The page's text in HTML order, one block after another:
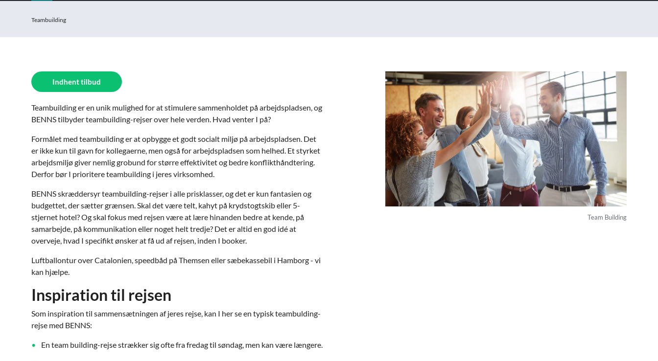
Teambuilding
Indhent tilbud
Teambuilding er en unik mulighed for at stimulere sammenholdet på arbejdspladsen, og
BENNS tilbyder teambuilding-rejser over hele verden. Hvad venter I på?
Formålet med teambuilding er at opbygge et godt socialt miljø på arbejdspladsen. Det
er ikke kun til gavn for kollegaerne, men også for arbejdspladsen som helhed. Et styrket
arbejdsmiljø giver nemlig grobund for større effektivitet og bedre konflikthåndtering.
Derfor bør I prioritere teambuilding i jeres virksomhed.
BENNS skræddersyr teambuilding-rejser i alle prisklasser, og det er kun fantasien og
budgettet, der sætter grænsen. Skal det være telt, kahyt på krydstogtskib eller 5-
stjernet hotel? Og skal fokus med rejsen være at lære hinanden bedre at kende, på
samarbejde, på kommunikation eller noget helt tredje? Det er altid en god idé at
overveje, hvad I specifikt ønsker at få ud af rejsen, inden I booker.
Luftballontur over Catalonien, speedbåd på Themsen eller sæbekassebil i Hamborg - vi
kan hjælpe.
Inspiration til rejsen
Som inspiration til sammensætningen af jeres rejse, kan I her se en typisk teambulding-
rejse med BENNS:
En team building-rejse strækker sig ofte fra fredag til søndag, men kan være længere.
Team Building